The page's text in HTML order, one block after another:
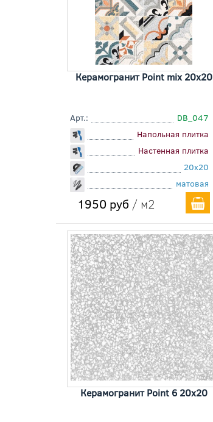
Керамогранит Point mix 20x20
Арт.:
DB_047
Напольная плитка
Настенная плитка
20x20
матовая
1950 руб / м2
Керамогранит Point 6 20x20